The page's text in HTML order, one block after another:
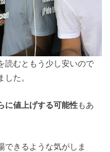
読むともう少し安いので
た。
に値上げする可能性もあ
できるような気がしま